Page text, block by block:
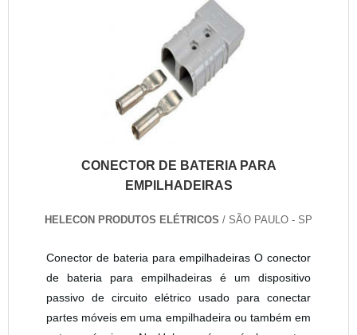
CONECTOR DE BATERIA PARA
EMPILHADEIRAS
HELECON PRODUTOS ELÉTRICOS / SÃO PAULO - SP
Conector de bateria para empilhadeiras O conector
de bateria para empilhadeiras é um dispositivo
passivo de circuito elétrico usado para conectar
partes móveis em uma empilhadeira ou também em